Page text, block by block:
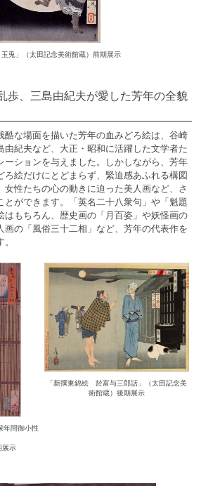
兎」（太田記念美術館蔵）前期展示
歩、三島由紀夫が愛した芳年の全貌
酷な場面を描いた芳年の血みどろ絵は、谷崎
由紀夫など、大正・昭和に活躍した文学者た
ーションを与えました。しかしながら、芳年
ろ絵だけにとどまらず、緊迫感あふれる構図
女性たちの心の動きに迫った美人画など、さ
とができます。「英名二十八衆句」や「魁題
はもちろん、歴史画の「月百姿」や妖怪画の
画の「風俗三十二相」など、芳年の代表作を
間御小性
展示
「新撰東錦絵 於富与三郎話」（太田記念美
術館蔵）後期展示